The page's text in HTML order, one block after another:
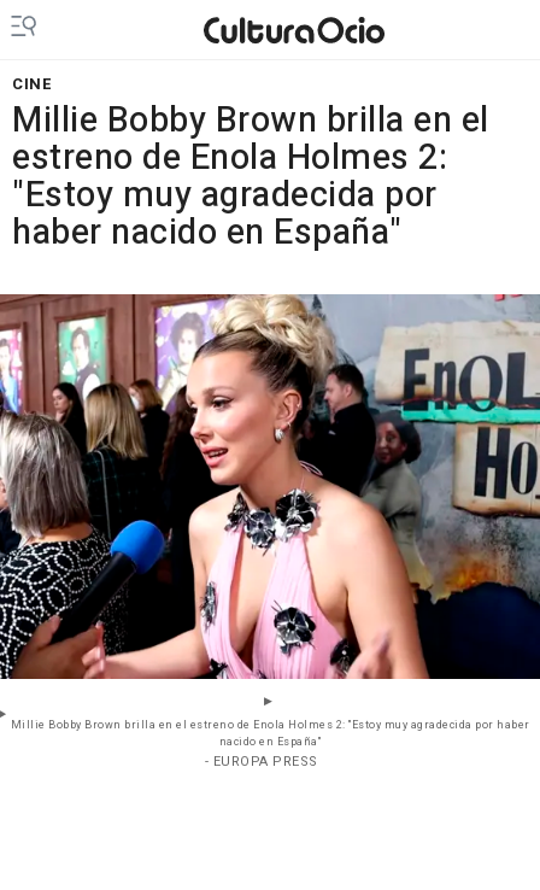
CINE
Millie Bobby Brown brilla en el
estreno de Enola Holmes 2:
"Estoy muy agradecida por
haber nacido en España"
Millie Bobby Brown brilla en el estreno de Enola Holmes 2: "Estoy muy agradecida por haber
nacido en España"
- EUROPA PRESS